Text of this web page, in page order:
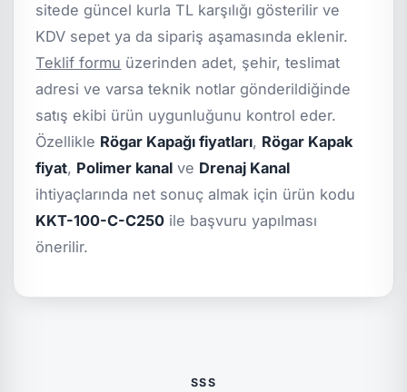
sitede güncel kurla TL karşılığı gösterilir ve
KDV sepet ya da sipariş aşamasında eklenir.
Teklif formu üzerinden adet, şehir, teslimat
adresi ve varsa teknik notlar gönderildiğinde
satış ekibi ürün uygunluğunu kontrol eder.
Özellikle Rögar Kapağı fiyatları, Rögar Kapak
fiyat, Polimer kanal ve Drenaj Kanal
ihtiyaçlarında net sonuç almak için ürün kodu
KKT-100-C-C250 ile başvuru yapılması
önerilir.
SSS